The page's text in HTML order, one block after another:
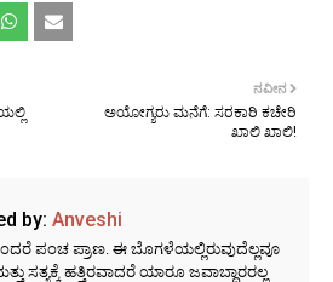
ನವೀನ
ಅಯೋಗ್ಯರು ಮನೆಗೆ: ಸರಕಾರಿ ಕಚೇರಿ
ಖಾಲಿ ಖಾಲಿ!
by: Anveshi
ಪಂಚ ಪ್ರಾಣ. ಈ ಬೊಗಳೆಯಲ್ಲಿರುವುದೆಲ್ಲವೂ
ಸತ್ಯಕ್ಕೆ ಹತ್ತಿರವಾದರೆ ಯಾರೂ ಜವಾಬ್ದಾರರಲ್ಲ